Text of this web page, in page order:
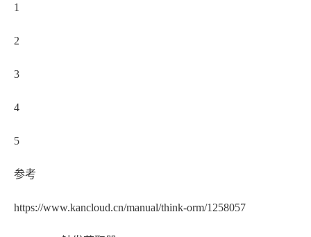
1
2
3
4
5
参考
https://www.kancloud.cn/manual/think-orm/1258057